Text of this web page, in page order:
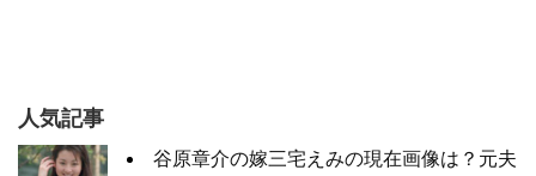
人気記事
谷原章介の嫁三宅えみの現在画像は？元夫